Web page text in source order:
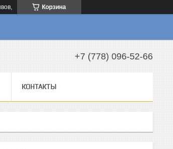
Корзина
+7 (778) 096-52-66
КОНТАКТЫ